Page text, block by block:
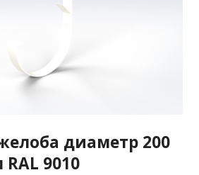
диаметр 200
9010